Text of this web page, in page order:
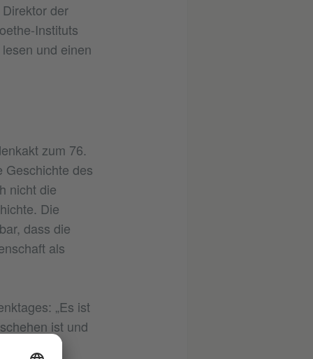
der
Instituts
und einen
zum 76.
Geschichte des
nicht die
Die
dass die
als
„Es ist
ist und